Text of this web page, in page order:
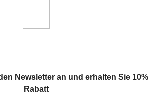
Newsletter an und erhalten Sie 10%
Rabatt